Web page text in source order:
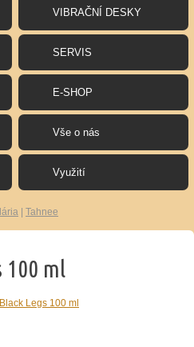
VIBRAČNÍ DESKY
SERVIS
E-SHOP
Vše o nás
Využití
Tahnee
100 ml